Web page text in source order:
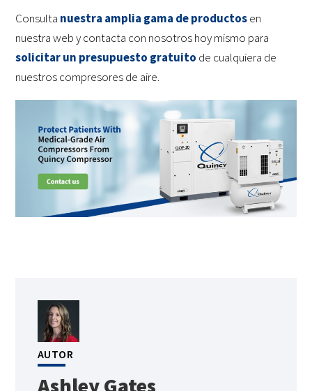
Consulta nuestra amplia gama de productosen
nuestra web y contacta con nosotros hoy mismo para
solicitar un presupuesto gratuito de cualquiera de
nuestros compresores de aire.
AUTOR
Ashley Gates